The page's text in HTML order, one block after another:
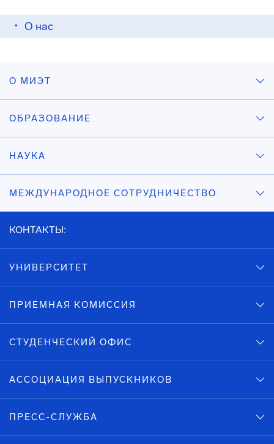
О нас
О МИЭТ
ОБРАЗОВАНИЕ
НАУКА
МЕЖДУНАРОДНОЕ СОТРУДНИЧЕСТВО
КОНТАКТЫ:
УНИВЕРСИТЕТ
ПРИЕМНАЯ КОМИССИЯ
СТУДЕНЧЕСКИЙ ОФИС
АССОЦИАЦИЯ ВЫПУСКНИКОВ
ПРЕСС-СЛУЖБА